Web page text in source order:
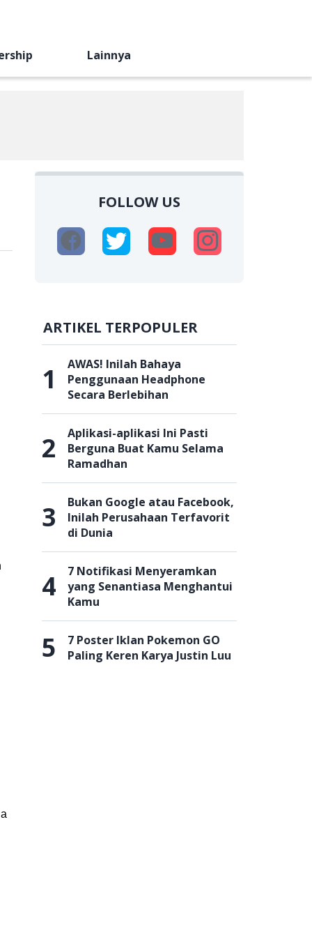
Lainnya
FOLLOW US
ARTIKEL TERPOPULER
1
AWAS! Inilah Bahaya
Penggunaan Headphone
Secara Berlebihan
2
Aplikasi-aplikasi Ini Pasti
Berguna Buat Kamu Selama
Ramadhan
3
Bukan Google atau Facebook,
Inilah Perusahaan Terfavorit
di Dunia
4
7 Notifikasi Menyeramkan
yang Senantiasa Menghantui
Kamu
5
7 Poster Iklan Pokemon GO
Paling Keren Karya Justin Luu